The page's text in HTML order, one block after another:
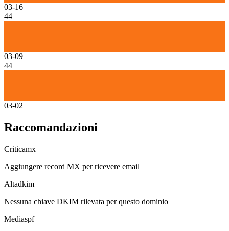
03-16
44
03-09
44
03-02
Raccomandazioni
Criticamx
Aggiungere record MX per ricevere email
Altadkim
Nessuna chiave DKIM rilevata per questo dominio
Mediaspf